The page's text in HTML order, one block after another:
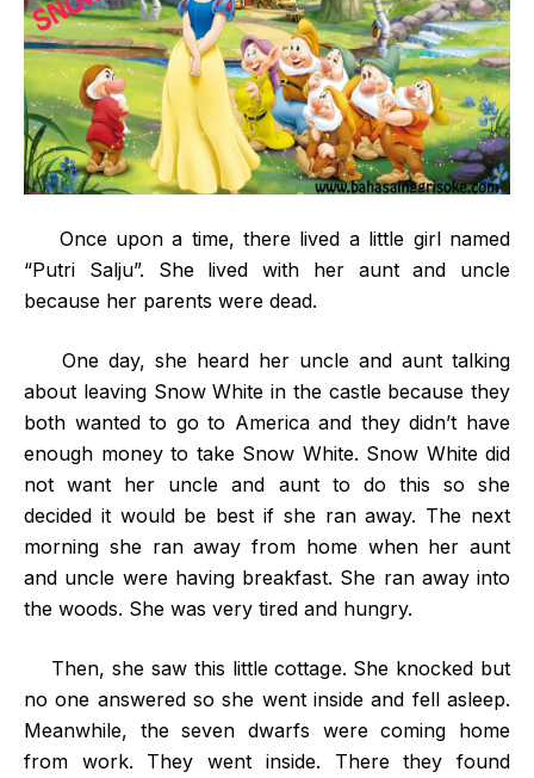
Once upon a time, there lived a little girl named
“Putri Salju”. She lived with her aunt and uncle
because her parents were dead.
One day, she heard her uncle and aunt talking
about leaving Snow White in the castle because they
both wanted to go to America and they didn’t have
enough money to take Snow White. Snow White did
not want her uncle and aunt to do this so she
decided it would be best if she ran away. The next
morning she ran away from home when her aunt
and uncle were having breakfast. She ran away into
the woods. She was very tired and hungry.
Then, she saw this little cottage. She knocked but
no one answered so she went inside and fell asleep.
Meanwhile, the seven dwarfs were coming home
from work. They went inside. There they found